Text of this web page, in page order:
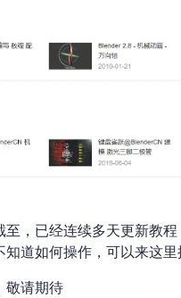
至07/25，已经连续40多天更新教程
不知道如何操作，可以来这
敬请期待